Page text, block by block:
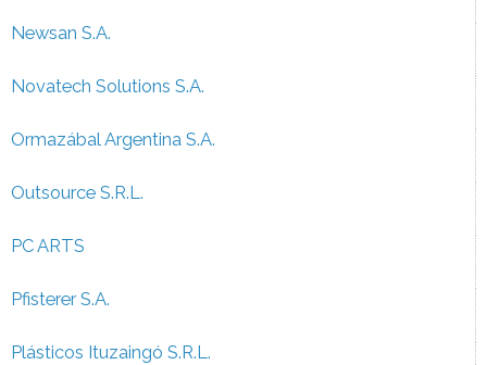
Newsan S.A.
Novatech Solutions S.A.
Ormazábal Argentina S.A.
Outsource S.R.L.
PC ARTS
Pfisterer S.A.
Plásticos Ituzaingó S.R.L.